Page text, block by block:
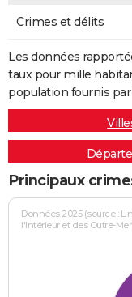
Crimes et délits
Les données
taux pour mille
population fournis par
Principaux
Données 2025 (source :
l'Intérieur et des Outre-